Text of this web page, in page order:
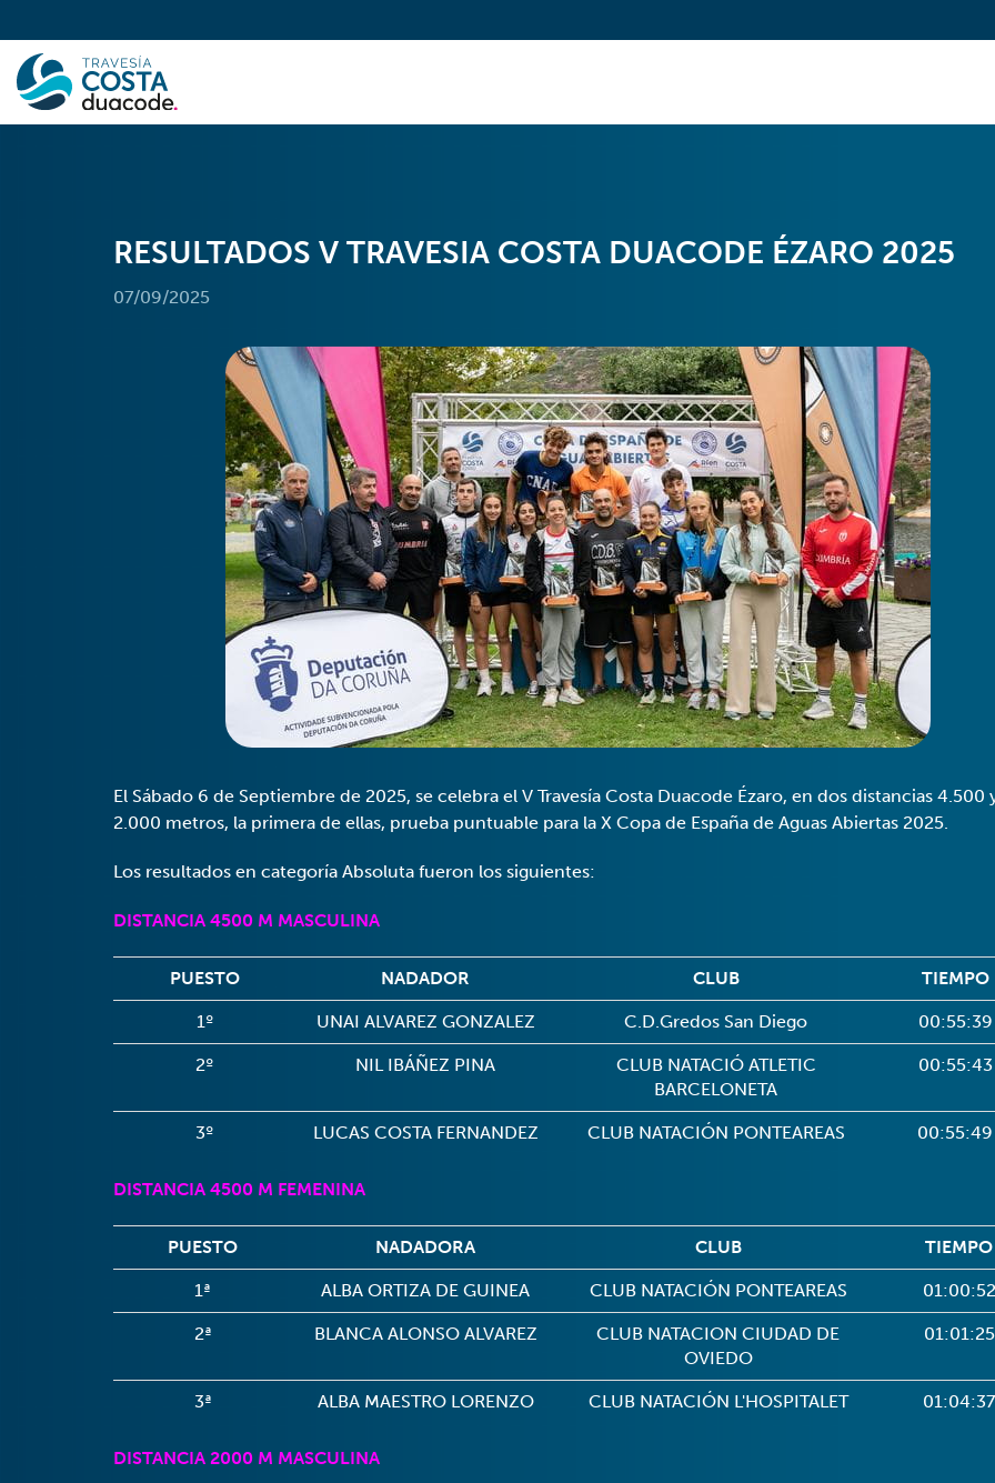
RESULTADOS V TRAVESIA COSTA DUACODE ÉZARO 2025
07/09/2025
El Sábado 6 de Septiembre de 2025, se celebra el V Travesía Costa Duacode Ézaro, en dos distancias 4.500
2.000 metros, la primera de ellas, prueba puntuable para la X Copa de España de Aguas Abiertas 2025.
Los resultados en categoría Absoluta fueron los siguientes:
DISTANCIA 4500 M MASCULINA
PUESTO NADADOR CLUB TIEMPO
1º UNAI ALVAREZ GONZALEZ C.D.Gredos San Diego 00:55:39
2º NIL IBÁÑEZ PINA
CLUB NATACIÓ ATLETIC
BARCELONETA
00:55:43
3º LUCAS COSTA FERNANDEZ CLUB NATACIÓN PONTEAREAS 00:55:49
DISTANCIA 4500 M FEMENINA
PUESTO NADADORA CLUB TIEMPO
1ª ALBA ORTIZA DE GUINEA CLUB NATACIÓN PONTEAREAS 01:00:52
2ª BLANCA ALONSO ALVAREZ
CLUB NATACION CIUDAD DE
OVIEDO
01:01:25
3ª ALBA MAESTRO LORENZO CLUB NATACIÓN L'HOSPITALET 01:04:37
DISTANCIA 2000 M MASCULINA